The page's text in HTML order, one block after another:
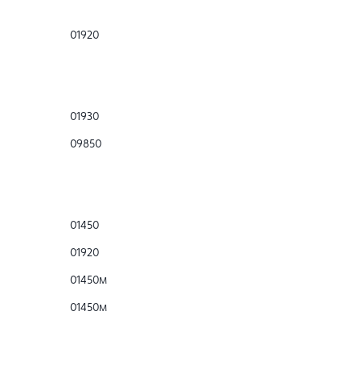
01920
01930
09850
01450
01920
01450м
01450м